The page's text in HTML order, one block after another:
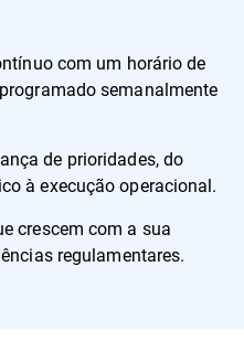
com um horário de
semanalmente
de prioridades, do
à execução operacional.
crescem com a sua
regulamentares.